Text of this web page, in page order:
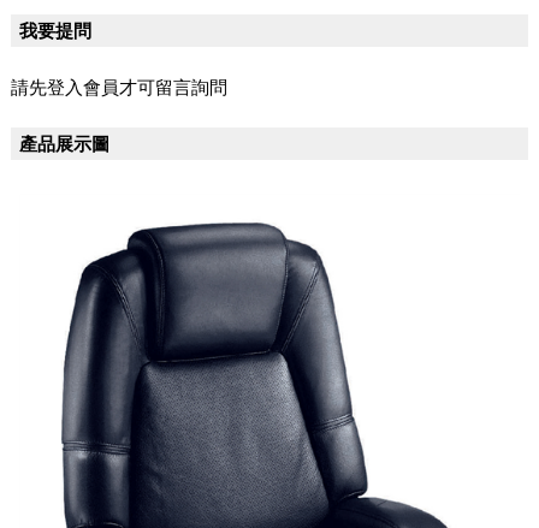
我要提問
請先登入會員才可留言詢問
產品展示圖